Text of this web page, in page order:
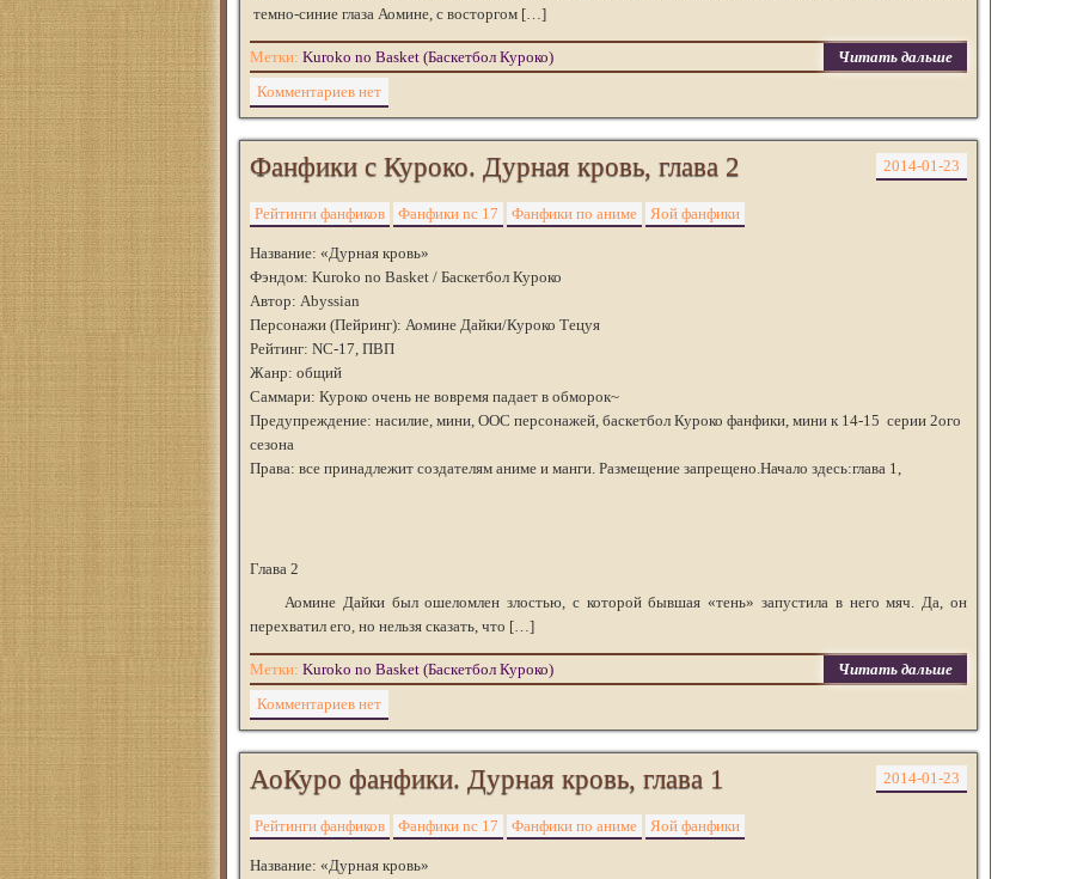
темно-синие глаза Аомине, с восторгом […]
Читать дальше
Метки: Kuroko no Basket (Баскетбол Куроко)
Комментариев нет
Фанфики с Куроко. Дурная кровь, глава 2 2014-01-23
Рейтинги фанфиков Фанфики nc 17 Фанфики по аниме Яой фанфики
Название: «Дурная кровь»
Фэндом: Kuroko no Basket / Баскетбол Куроко
Автор: Abyssian
Персонажи (Пейринг): Аомине Дайки/Куроко Тецуя
Рейтинг: NC-17, ПВП
Жанр: общий
Саммари: Куроко очень не вовремя падает в обморок~
Предупреждение: насилие, мини, ООС персонажей, баскетбол Куроко фанфики, мини к 14-15 серии 2ого
сезона
Права: все принадлежит создателям аниме и манги. Размещение запрещено.Начало здесь:глава 1,
Глава 2
Аомине Дайки был ошеломлен злостью, с которой бывшая «тень» запустила в него мяч. Да, он
перехватил его, но нельзя сказать, что […]
Читать дальше
Метки: Kuroko no Basket (Баскетбол Куроко)
Комментариев нет
АоКуро фанфики. Дурная кровь, глава 1 2014-01-23
Рейтинги фанфиков Фанфики nc 17 Фанфики по аниме Яой фанфики
Название: «Дурная кровь»